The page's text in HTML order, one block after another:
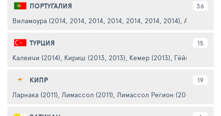
ПОРТУГАЛИЯ 36
Виламоура (2014, 2014, 2014, 2014, 2014, 2014, 2014), Алвор
ТУРЦИЯ 15
Калеичи (2014), Кириш (2013, 2013), Кемер (2013), Гёйнюк (2013)
КИПР 19
Ларнака (2011), Лимассол (2011), Лимассол Регион (2011)